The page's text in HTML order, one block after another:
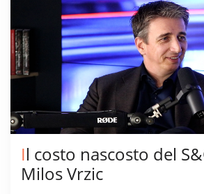
Il costo nascosto del S&OP con
Milos Vrzic